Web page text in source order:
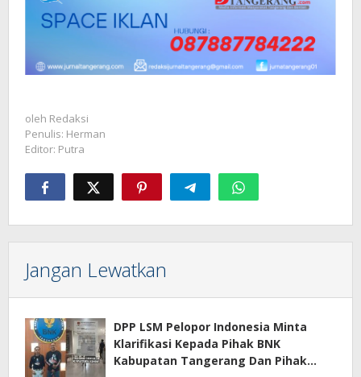
oleh Redaksi
Penulis: Herman
Editor: Putra
Jangan Lewatkan
DPP LSM Pelopor Indonesia Minta
Klarifikasi Kepada Pihak BNK
Kabupatan Tangerang Dan Pihak